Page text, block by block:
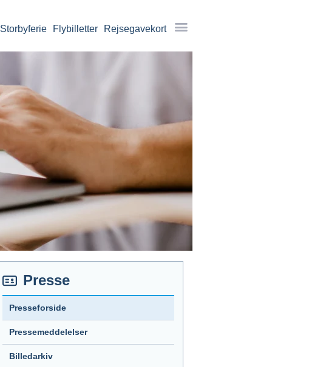
Storbyferie Flybilletter Rejsegavekort
Presse
Presseforside
Pressemeddelelser
Billedarkiv